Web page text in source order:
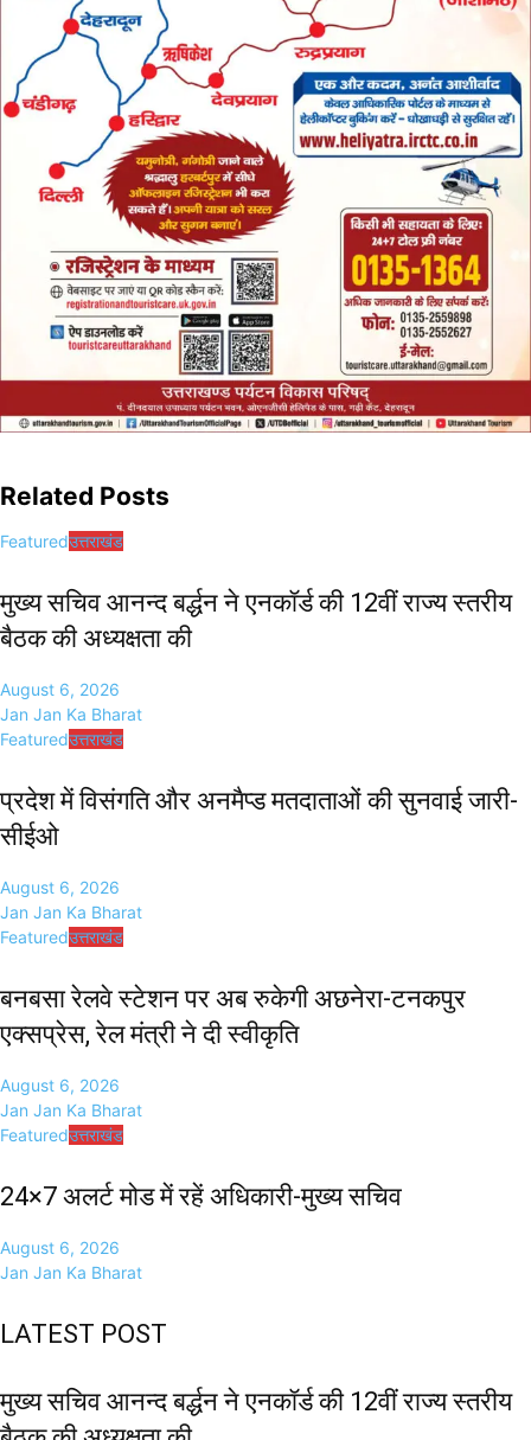
Related Posts
Featuredउत्तराखंड
मुख्य सचिव आनन्द बर्द्धन ने एनकॉर्ड की 12वीं राज्य स्तरीय
बैठक की अध्यक्षता की
August 6, 2026
Jan Jan Ka Bharat
Featuredउत्तराखंड
प्रदेश में विसंगति और अनमैप्ड मतदाताओं की सुनवाई जारी-
सीईओ
August 6, 2026
Jan Jan Ka Bharat
Featuredउत्तराखंड
बनबसा रेलवे स्टेशन पर अब रुकेगी अछनेरा-टनकपुर
एक्सप्रेस, रेल मंत्री ने दी स्वीकृति
August 6, 2026
Jan Jan Ka Bharat
Featuredउत्तराखंड
24×7 अलर्ट मोड में रहें अधिकारी-मुख्य सचिव
August 6, 2026
Jan Jan Ka Bharat
LATEST POST
मुख्य सचिव आनन्द बर्द्धन ने एनकॉर्ड की 12वीं राज्य स्तरीय